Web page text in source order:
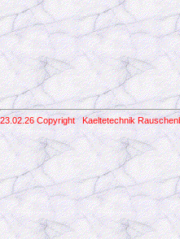
23.02.26 Copyright Kaeltetechnik